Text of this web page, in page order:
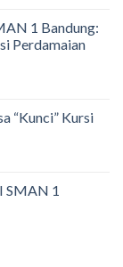
1 Bandung:
Perdamaian
“Kunci” Kursi
SMAN 1